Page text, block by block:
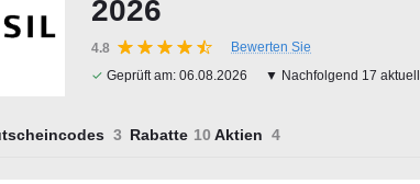
2026
4.8
Bewerten Sie
✓ Geprüft am: 06.08.2026 ▼ Nachfolgend 17
Rabatte Aktien